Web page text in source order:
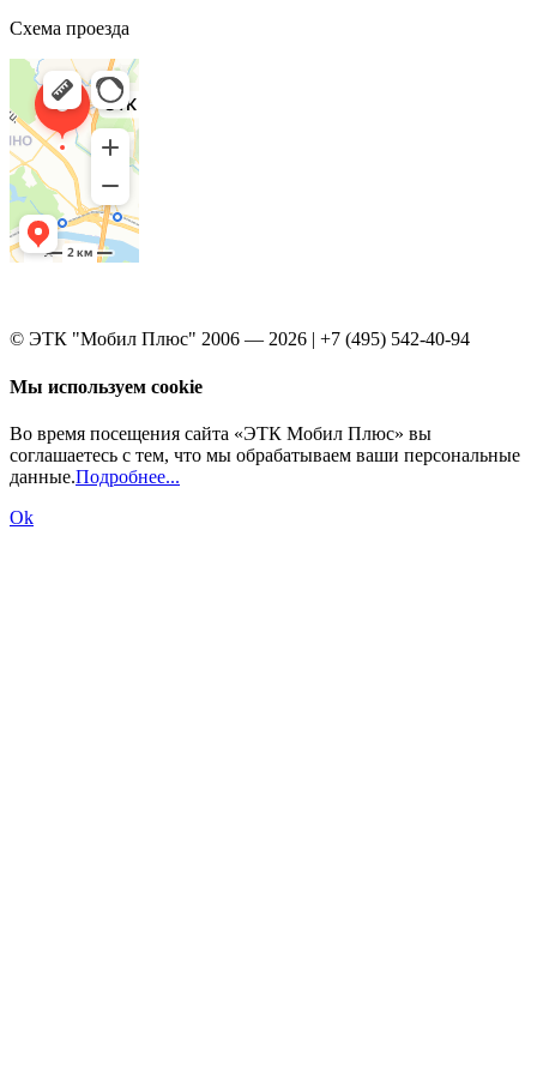
Схема проезда
© ЭТК "Мобил Плюс" 2006 — 2026 | +7 (495) 542-40-94
Мы используем cookie
Во время посещения сайта «ЭТК Мобил Плюс» вы
соглашаетесь с тем, что мы обрабатываем ваши персональные
данные.Подробнее...
Ok